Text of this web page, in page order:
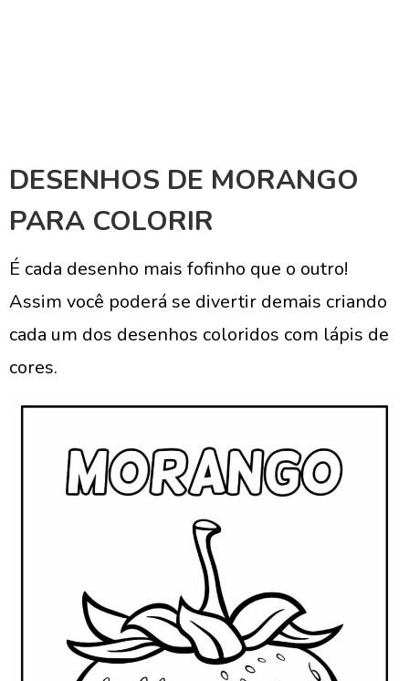
DESENHOS DE MORANGO
PARA COLORIR
É cada desenho mais fofinho que o outro!
Assim você poderá se divertir demais criando
cada um dos desenhos coloridos com lápis de
cores.